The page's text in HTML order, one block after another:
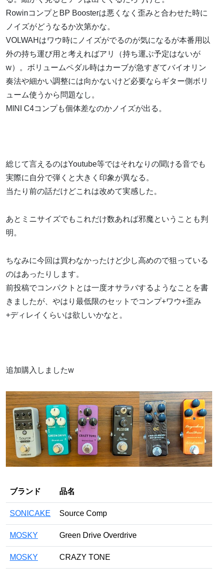
RowinコンプとBP Boosterは悪くなく歪みと合わせた時に
ノイズがどうなるか次第かな。
VOLWAHはワウ時にノイズがでるのが気になるが本番用以
外の持ち運び用と考えればアリ（持ち運ぶ予定はないが
w）。ボリュームペダル時はカーブが急すぎてバイオリン
奏法や細かい調整には向かないけど必要ならギター側ボリ
ューム使うから問題なし。
MINI C4コンプも個体差なのかノイズが出る。
総じて言えるのはYoutube等ではそれなりの聞ける音でも
実際に自分で弾くと大きく印象が異なる。
当たり前の話だけどこれは改めて実感した。
あとミニサイズでもこれだけ数あれば邪魔ということも判
明。
ちなみに今回は買わなかったけど少し高めので狙っている
のはあったりします。
前投稿でコンパクトとは一度オサラバするようなことを書
きましたが、やはり最低限のセットでコンプ+ワウ+歪み
+ディレイくらいは欲しいかなと。
追加購入しましたw
ブランド 品名
SONICAKE Source Comp
MOSKY Green Drive Overdrive
MOSKY CRAZY TONE